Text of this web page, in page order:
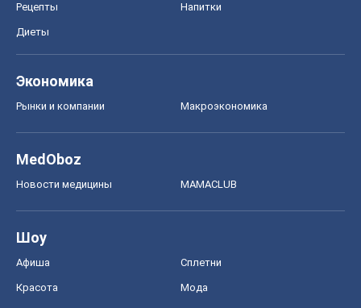
Рецепты Напитки
Диеты
Экономика
Рынки и компании Mакроэкономика
MedOboz
Новости медицины MAMACLUB
Шоу
Афиша Сплетни
Красота Мода